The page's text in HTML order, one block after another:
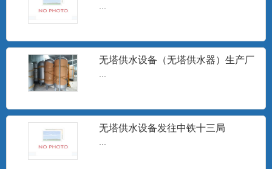
定压补水装置
...
无塔供水设备（无塔供水器）生产厂
...
无塔供水设备发往中铁十三局
...